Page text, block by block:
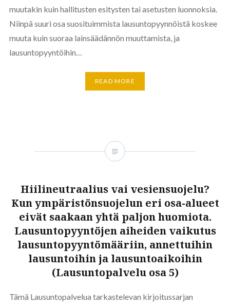
muutakin kuin hallitusten esitysten tai asetusten luonnoksia.
Niinpä suuri osa suosituimmista lausuntopyynnöistä koskee
muuta kuin suoraa lainsäädännön muuttamista, ja
lausuntopyyntöihin…
READ MORE
Hiilineutraalius vai vesiensuojelu?
Kun ympäristönsuojelun eri osa-alueet
eivät saakaan yhtä paljon huomiota.
Lausuntopyyntöjen aiheiden vaikutus
lausuntopyyntömääriin, annettuihin
lausuntoihin ja lausuntoaikoihin
(Lausuntopalvelu osa 5)
Tämä Lausuntopalvelua tarkastelevan kirjoitussarjan